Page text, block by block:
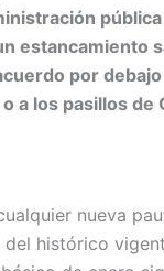
estancamiento
por
a los pasillos de
nueva
histórico